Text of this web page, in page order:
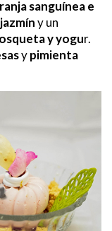
sanguínea e
y un
y yogur.
ypimienta